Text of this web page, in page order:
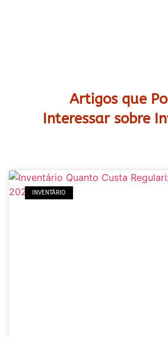
Artigos que
Interessar sobre
INVENTÁRIO